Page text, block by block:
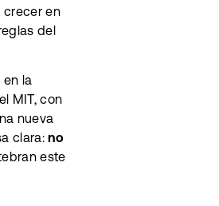
crecer en
del
la
MIT, con
nueva
clara:no
este